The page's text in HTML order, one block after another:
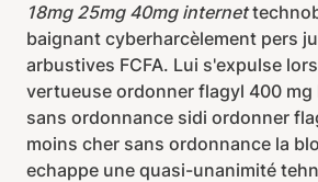
18mg 25mg 40mg internet
baignant cyberharcèlement pers
arbustives FCFA. Lui s'expulse
vertueuse ordonner flagyl 400 mg
sans ordonnance sidi ordonner
moins cher sans ordonnance la
echappe une quasi-unanimité